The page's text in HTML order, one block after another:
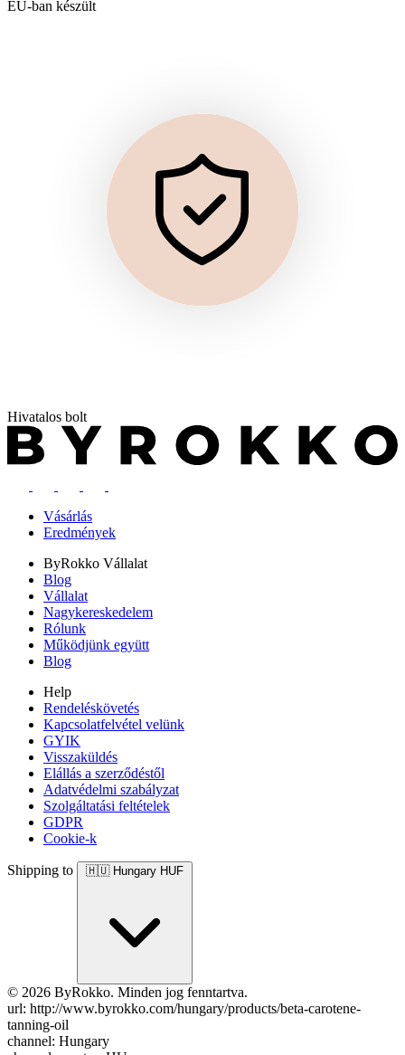
EU-ban készült
Hivatalos bolt
Vásárlás
Eredmények
ByRokko Vállalat
Blog
Vállalat
Nagykereskedelem
Rólunk
Működjünk együtt
Blog
Help
Rendeléskövetés
Kapcsolatfelvétel velünk
GYIK
Visszaküldés
Elállás a szerződéstől
Adatvédelmi szabályzat
Szolgáltatási feltételek
GDPR
Cookie-k
Shipping to 🇭🇺 Hungary HUF
© 2026 ByRokko. Minden jog fenntartva.
url: http://www.byrokko.com/hungary/products/beta-carotene-
tanning-oil
channel: Hungary